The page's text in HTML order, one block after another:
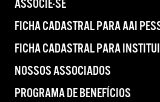
ASSOCIE-SE
FICHA CADASTRAL PARA AAI
FICHA CADASTRAL PARA
NOSSOS ASSOCIADOS
PROGRAMA DE BENEFÍCIOS